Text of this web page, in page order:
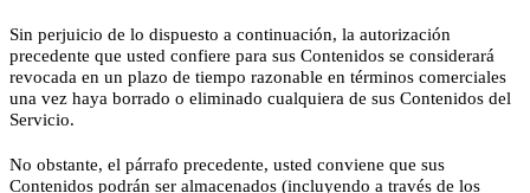
Sin perjuicio de lo dispuesto a continuación, la autorización
precedente que usted confiere para sus Contenidos se considerará
revocada en un plazo de tiempo razonable en términos comerciales
una vez haya borrado o eliminado cualquiera de sus Contenidos del
Servicio.
No obstante, el párrafo precedente, usted conviene que sus
Contenidos podrán ser almacenados (incluyendo a través de los